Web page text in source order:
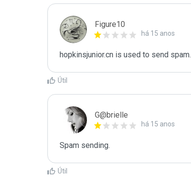
Figure10
há 15 anos
hopkinsjunior.cn is used to send spam.
Útil
G@brielle
há 15 anos
Spam sending.
Útil